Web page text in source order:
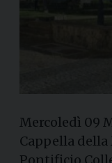
Mercoledì 09
Cappella